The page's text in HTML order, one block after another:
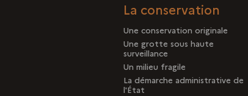
La conservation
Une conservation originale
Une grotte sous haute
surveillance
Un milieu fragile
La démarche administrative de
l'État